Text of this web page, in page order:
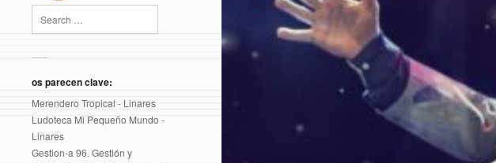
os parecen clave:
Merendero Tropical - Linares
Ludoteca Mi Pequeño Mundo -
Linares
Gestion-a 96. Gestión y